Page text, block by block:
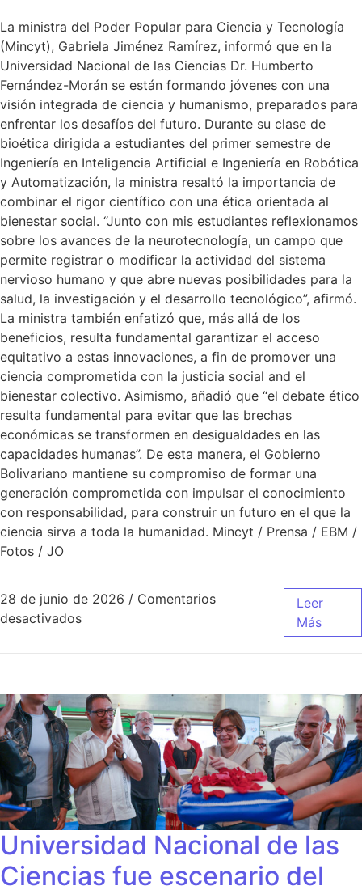
La ministra del Poder Popular para Ciencia y Tecnología
(Mincyt), Gabriela Jiménez Ramírez, informó que en la
Universidad Nacional de las Ciencias Dr. Humberto
Fernández-Morán se están formando jóvenes con una
visión integrada de ciencia y humanismo, preparados para
enfrentar los desafíos del futuro. Durante su clase de
bioética dirigida a estudiantes del primer semestre de
Ingeniería en Inteligencia Artificial e Ingeniería en Robótica
y Automatización, la ministra resaltó la importancia de
combinar el rigor científico con una ética orientada al
bienestar social. “Junto con mis estudiantes reflexionamos
sobre los avances de la neurotecnología, un campo que
permite registrar o modificar la actividad del sistema
nervioso humano y que abre nuevas posibilidades para la
salud, la investigación y el desarrollo tecnológico”, afirmó.
La ministra también enfatizó que, más allá de los
beneficios, resulta fundamental garantizar el acceso
equitativo a estas innovaciones, a fin de promover una
ciencia comprometida con la justicia social and el
bienestar colectivo. Asimismo, añadió que “el debate ético
resulta fundamental para evitar que las brechas
económicas se transformen en desigualdades en las
capacidades humanas”. De esta manera, el Gobierno
Bolivariano mantiene su compromiso de formar una
generación comprometida con impulsar el conocimiento
con responsabilidad, para construir un futuro en el que la
ciencia sirva a toda la humanidad. Mincyt / Prensa / EBM /
Fotos / JO
28 de junio de 2026 / Comentarios
desactivados
Leer
Más
Universidad Nacional de las
Ciencias fue escenario del